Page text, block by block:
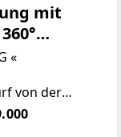
mit
«
von der